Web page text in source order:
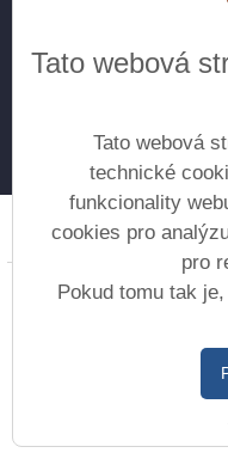
do vyššího
Prohlášení o
Copyright © 2017 -
Postaveno ve
Tato webová
Tato webová
technické
funkcionality
cookies pro
pro
Pokud tomu tak